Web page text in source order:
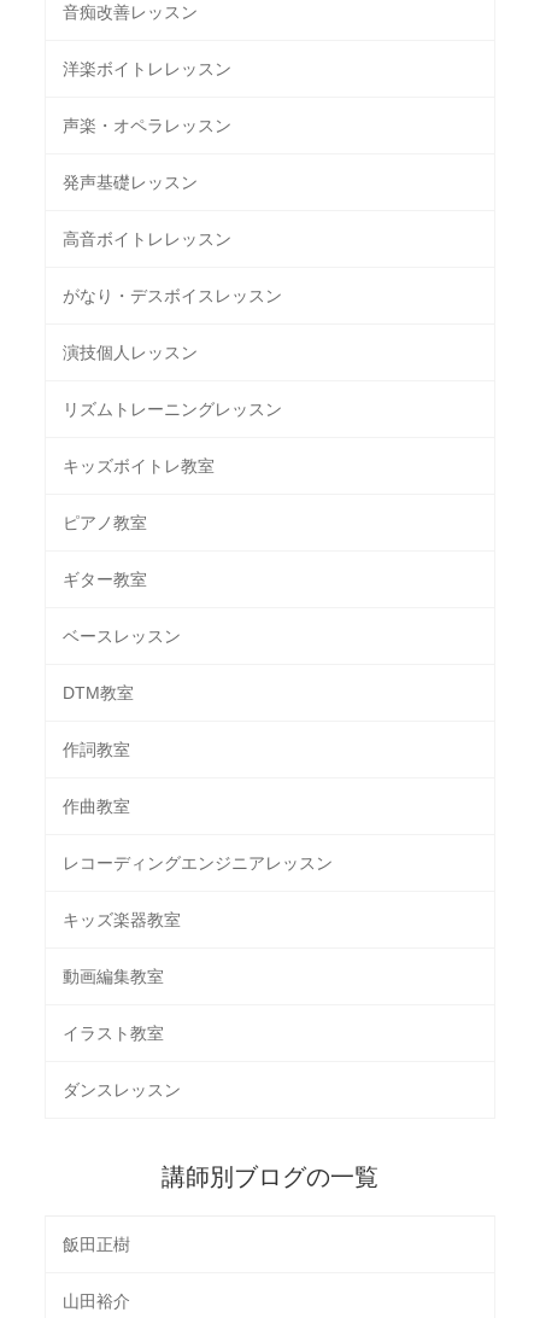
音痴改善レッスン
洋楽ボイトレレッスン
声楽・オペラレッスン
発声基礎レッスン
高音ボイトレレッスン
がなり・デスボイスレッスン
演技個人レッスン
リズムトレーニングレッスン
キッズボイトレ教室
ピアノ教室
ギター教室
ベースレッスン
DTM教室
作詞教室
作曲教室
レコーディングエンジニアレッスン
キッズ楽器教室
動画編集教室
イラスト教室
ダンスレッスン
講師別ブログの一覧
飯田正樹
山田裕介